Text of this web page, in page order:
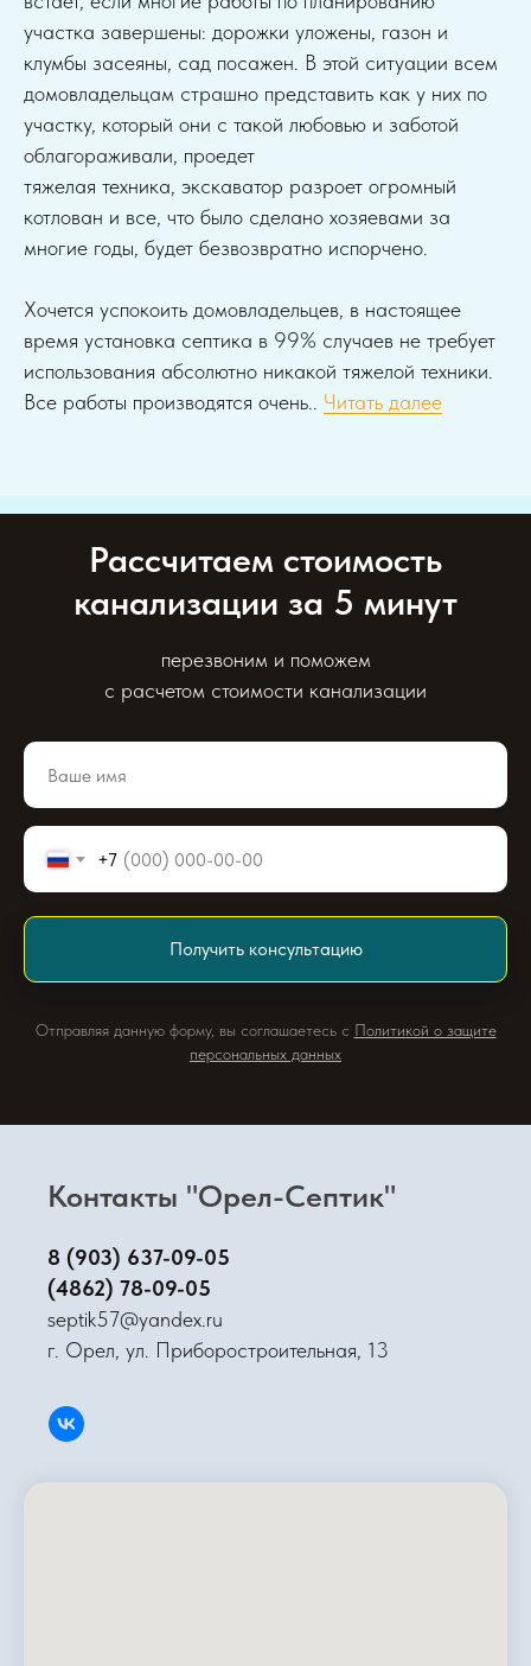
участка завершены: дорожки уложены, газон и
клумбы засеяны, сад посажен. В этой ситуации всем
домовладельцам страшно представить как у них по
участку, который они с такой любовью и заботой
облагораживали, проедет
тяжелая техника, экскаватор разроет огромный
котлован и все, что было сделано хозяевами за
многие годы, будет безвозвратно испорчено.
Хочется успокоить домовладельцев, в настоящее
время установка септика в 99% случаев не требует
использования абсолютно никакой тяжелой техники.
Все работы производятся очень.. Читать далее
Рассчитаем стоимость
канализации за 5 минут
перезвоним и поможем
с расчетом стоимости канализации
+7
Получить консультацию
Отправляя данную форму, вы соглашаетесь с Политикой о защите
персональных данных
Контакты "Орел-Септик"
8 (903) 637-09-05
(4862) 78-09-05
septik57@yandex.ru
г. Орел, ул. Приборостроительная, 13